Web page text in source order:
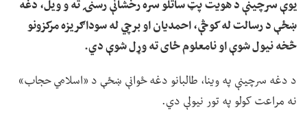
یوې سرچینې د هویت پټ ساتلو سره رخشانې رسنۍ ته و ویل، دغه
ښځې د رسالت له کوڅې، احمدیان او برچي له سوداګریزه مرکزونو
څخه نیول شوې او نامعلوم ځای ته وړل شوې دي.
د دغه سرچینې په وینا، طالبانو دغه ځوانې ښځې د «اسلامي حجاب»
نه مراعت کولو په تور نیولې دي.